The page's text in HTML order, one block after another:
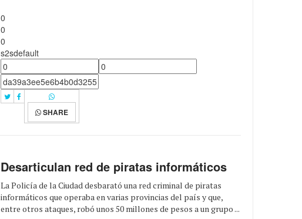
0
0
0
s2sdefault
SHARE
Desarticulan red de piratas informáticos
La Policía de la Ciudad desbarató una red criminal de piratas
informáticos que operaba en varias provincias del país y que,
entre otros ataques, robó unos 50 millones de pesos a un grupo ...